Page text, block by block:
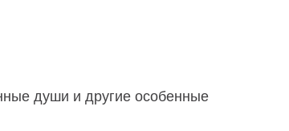
души и другие особенные